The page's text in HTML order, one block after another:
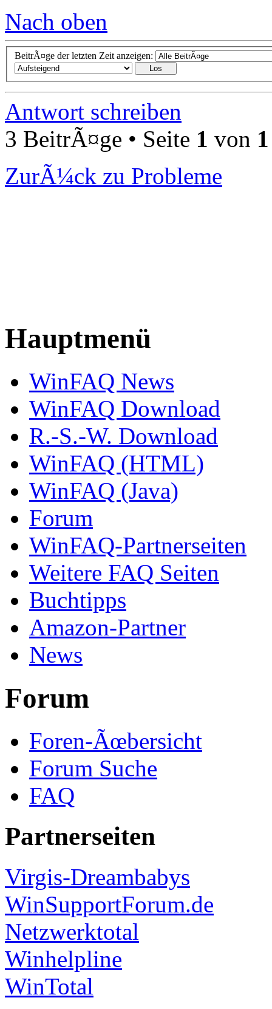
Nach oben
BeitrÃ¤ge der letzten Zeit anzeigen:
Antwort schreiben
3 BeitrÃ¤ge • Seite 1 von 1
ZurÃ¼ck zu Probleme
Hauptmenü
WinFAQ News
WinFAQ Download
R.-S.-W. Download
WinFAQ (HTML)
WinFAQ (Java)
Forum
WinFAQ-Partnerseiten
Weitere FAQ Seiten
Buchtipps
Amazon-Partner
News
Forum
Foren-Ãœbersicht
Forum Suche
FAQ
Partnerseiten
Virgis-Dreambabys
WinSupportForum.de
Netzwerktotal
Winhelpline
WinTotal